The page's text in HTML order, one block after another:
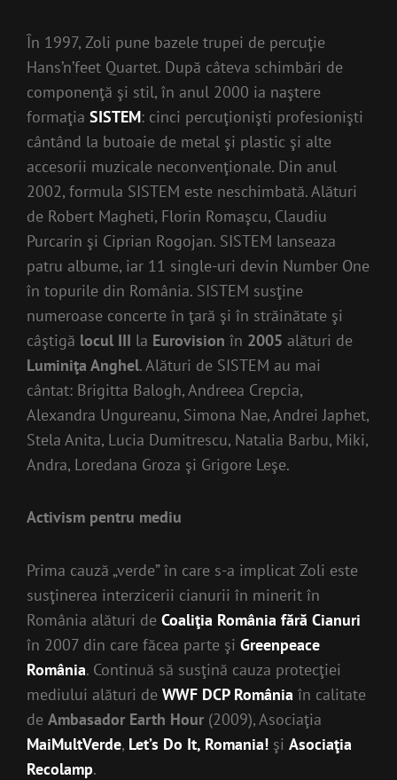
În 1997, Zoli pune bazele trupei de percuţie
Hans’n’feet Quartet. După câteva schimbări de
componenţă şi stil, în anul 2000 ia naştere
formaţia SISTEM: cinci percuţionişti profesionişti
cântând la butoaie de metal şi plastic şi alte
accesorii muzicale neconvenţionale. Din anul
2002, formula SISTEM este neschimbată. Alături
de Robert Magheti, Florin Romaşcu, Claudiu
Purcarin şi Ciprian Rogojan. SISTEM lanseaza
patru albume, iar 11 single-uri devin Number One
în topurile din România. SISTEM susţine
numeroase concerte în ţară şi în străinătate şi
câştigă locul III la Eurovision în 2005 alături de
Luminiţa Anghel. Alături de SISTEM au mai
cântat: Brigitta Balogh, Andreea Crepcia,
Alexandra Ungureanu, Simona Nae, Andrei Japhet,
Stela Anita, Lucia Dumitrescu, Natalia Barbu, Miki,
Andra, Loredana Groza şi Grigore Leşe.
Activism pentru mediu
Prima cauză „verde” în care s-a implicat Zoli este
susţinerea interzicerii cianurii în minerit în
România alături de Coaliţia România fără Cianuri
în 2007 din care făcea parte şi Greenpeace
România. Continuă să susţină cauza protecţiei
mediului alături de WWF DCP România în calitate
de Ambasador Earth Hour (2009), Asociaţia
MaiMultVerde, Let’s Do It, Romania! şi Asociaţia
Recolamp.